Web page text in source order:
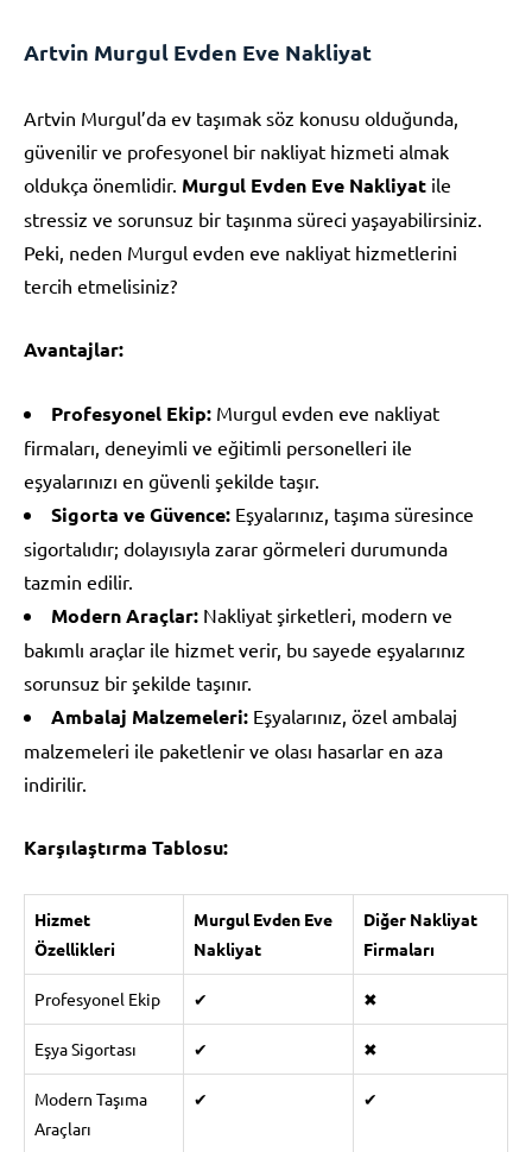
Artvin Murgul Evden Eve Nakliyat
Artvin Murgul’da ev taşımak söz konusu olduğunda,
güvenilir ve profesyonel bir nakliyat hizmeti almak
oldukça önemlidir. Murgul Evden Eve Nakliyat ile
stressiz ve sorunsuz bir taşınma süreci yaşayabilirsiniz.
Peki, neden Murgul evden eve nakliyat hizmetlerini
tercih etmelisiniz?
Avantajlar:
Profesyonel Ekip: Murgul evden eve nakliyat
firmaları, deneyimli ve eğitimli personelleri ile
eşyalarınızı en güvenli şekilde taşır.
Sigorta ve Güvence: Eşyalarınız, taşıma süresince
sigortalıdır; dolayısıyla zarar görmeleri durumunda
tazmin edilir.
Modern Araçlar: Nakliyat şirketleri, modern ve
bakımlı araçlar ile hizmet verir, bu sayede eşyalarınız
sorunsuz bir şekilde taşınır.
Ambalaj Malzemeleri: Eşyalarınız, özel ambalaj
malzemeleri ile paketlenir ve olası hasarlar en aza
indirilir.
Karşılaştırma Tablosu:
Hizmet
Özellikleri
Murgul Evden Eve
Nakliyat
Diğer Nakliyat
Firmaları
Profesyonel Ekip ✔ ✖
Eşya Sigortası ✔ ✖
Modern Taşıma
Araçları
✔ ✔